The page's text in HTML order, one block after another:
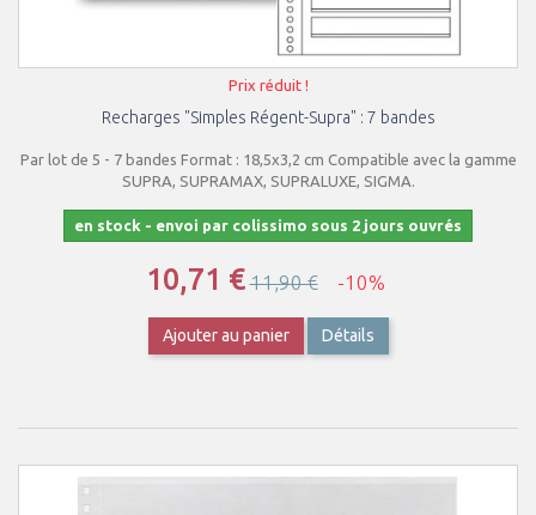
Prix réduit !
Recharges "Simples Régent-Supra" : 7 bandes
Par lot de 5 - 7 bandes Format : 18,5x3,2 cm Compatible avec la gamme
SUPRA, SUPRAMAX, SUPRALUXE, SIGMA.
en stock - envoi par colissimo sous 2 jours ouvrés
10,71 €11,90 € -10%
Ajouter au panier Détails